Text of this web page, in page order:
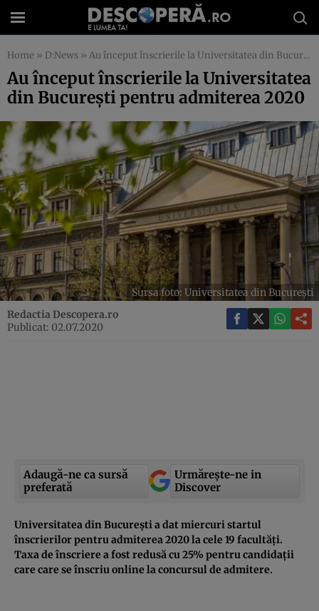
Home » D:News » Au început înscrierile la Universitatea din București pentru admiterea 2020
Au început înscrierile la Universitatea
din București pentru admiterea 2020
Sursa foto: Universitatea din București
Redactia Descopera.ro
Publicat: 02.07.2020
Adaugă-ne ca sursă
preferată
Urmărește-ne in
Discover
Universitatea din București a dat miercuri startul
înscrierilor pentru admiterea 2020 la cele 19 facultăți.
Taxa de înscriere a fost redusă cu 25% pentru candidații
care care se înscriu online la concursul de admitere.